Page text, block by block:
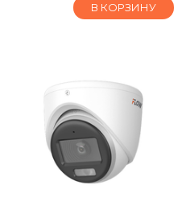
В КОРЗИНУ